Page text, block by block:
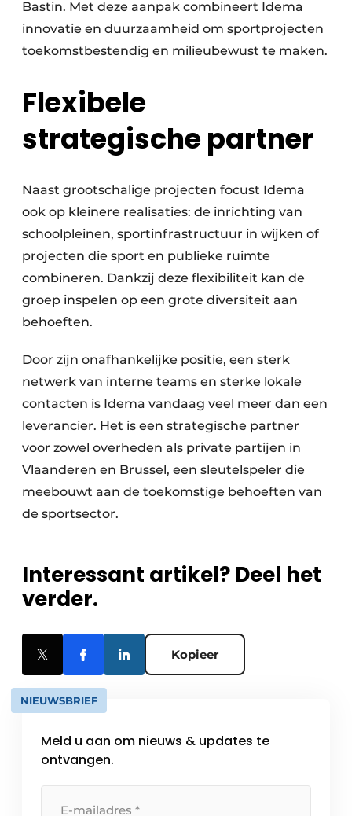
Bastin. Met deze aanpak combineert Idema
innovatie en duurzaamheid om sportprojecten
toekomstbestendig en milieubewust te maken.
Flexibele
strategische partner
Naast grootschalige projecten focust Idema
ook op kleinere realisaties: de inrichting van
schoolpleinen, sportinfrastructuur in wijken of
projecten die sport en publieke ruimte
combineren. Dankzij deze flexibiliteit kan de
groep inspelen op een grote diversiteit aan
behoeften.
Door zijn onafhankelijke positie, een sterk
netwerk van interne teams en sterke lokale
contacten is Idema vandaag veel meer dan een
leverancier. Het is een strategische partner
voor zowel overheden als private partijen in
Vlaanderen en Brussel, een sleutelspeler die
meebouwt aan de toekomstige behoeften van
de sportsector.
Interessant artikel? Deel het
verder.
Kopieer
NIEUWSBRIEF
Meld u aan om nieuws & updates te
ontvangen.